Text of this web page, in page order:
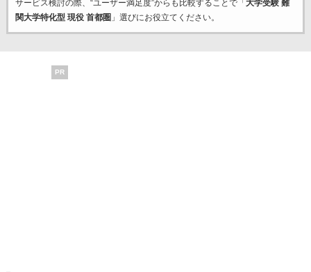
サービス検討の際、“ユーザー満足度”からも比較することで「 大学受験 難
関大学特化型 現役 首都圏 」選びにお役立てください。
PR